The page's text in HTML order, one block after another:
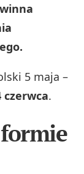
5 maja –
czerwca.